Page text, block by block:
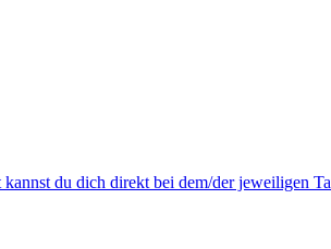
du dich direkt bei dem/der jeweiligen